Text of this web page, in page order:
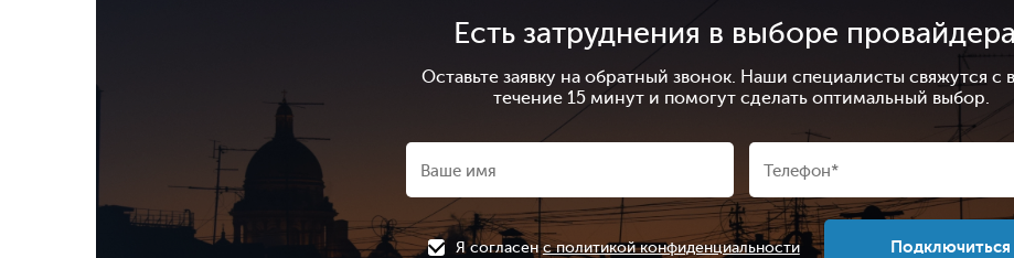
Есть затруднения в выборе
Оставьте заявку на обратный звонок. Наши специалисты свяжутся с
течение 15 минут и помогут сделать оптимальный выбор.
Я согласенс политикой конфиденциальности Подключиться